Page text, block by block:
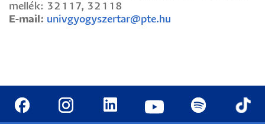
mellék: 32117, 32118
E-mail: univgyogyszertar@pte.hu